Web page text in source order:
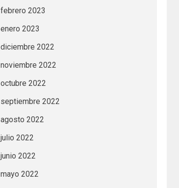
febrero 2023
enero 2023
diciembre 2022
noviembre 2022
octubre 2022
septiembre 2022
agosto 2022
julio 2022
junio 2022
mayo 2022